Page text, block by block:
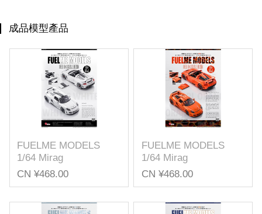
成品模型產品
FUELME MODELS
1/64 Mirag
CN ¥468.00
FUELME MODELS
1/64 Mirag
CN ¥468.00